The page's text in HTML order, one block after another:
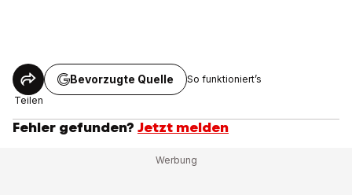
Teilen
Bevorzugte Quelle So funktioniert’s
Fehler gefunden? Jetzt melden